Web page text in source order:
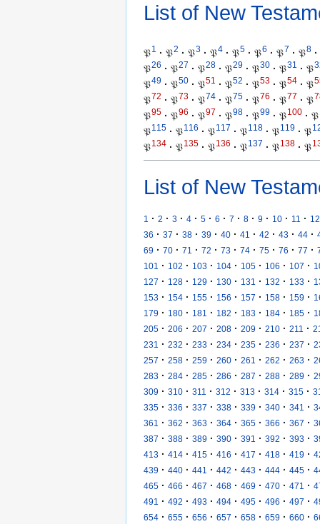
List of New
𝔓1 · 𝔓2 · 𝔓3 · 𝔓4 · 𝔓5 · 𝔓6 · 𝔓7 · 𝔓8 ·
𝔓26 · 𝔓27 · 𝔓28 · 𝔓29 · 𝔓30 · 𝔓31 · 𝔓
𝔓49 · 𝔓50 · 𝔓51 · 𝔓52 · 𝔓53 · 𝔓54 · 𝔓
𝔓72 · 𝔓73 · 𝔓74 · 𝔓75 · 𝔓76 · 𝔓77 · 𝔓
𝔓95 · 𝔓96 · 𝔓97 · 𝔓98 · 𝔓99 · 𝔓100 · 𝔓
𝔓115 · 𝔓116 · 𝔓117 · 𝔓118 · 𝔓119 · 𝔓
𝔓134 · 𝔓135 · 𝔓136 · 𝔓137 · 𝔓138 · 𝔓
List of New
1 · 2 · 3 · 4 · 5 · 6 · 7 · 8 · 9 · 10 · 11 · 12
36 · 37 · 38 · 39 · 40 · 41 · 42 · 43 · 44 ·
69 · 70 · 71 · 72 · 73 · 74 · 75 · 76 · 77 ·
101
· 102 · 103 · 104 · 105 · 106 · 107 ·
127 · 128 · 129 · 130 · 131 · 132 · 133 ·
153 · 154 · 155 · 156 · 157 · 158 · 159 ·
179 · 180 · 181 · 182 · 183 · 184 · 185 ·
205 · 206 · 207 · 208 · 209 · 210 · 211 ·
231
· 232 · 233 · 234 · 235 · 236 · 237 ·
257 · 258 · 259 · 260 · 261 · 262 · 263 ·
283 · 284 · 285 · 286 · 287 · 288 · 289 ·
309 · 310 · 311 · 312 · 313 · 314 · 315 ·
335 · 336 · 337 · 338 · 339 · 340 · 341 ·
361
· 362 · 363 · 364 · 365 · 366 · 367 ·
387 · 388 · 389 · 390 · 391 · 392 · 393 ·
413 · 414 · 415 · 416 · 417 · 418 · 419 ·
439 · 440 · 441 · 442 · 443 · 444 · 445 ·
465 · 466 · 467 · 468 · 469 · 470 · 471 ·
491
· 492 · 493 · 494 · 495 · 496 · 497 ·
654 · 655 · 656 · 657 · 658 · 659 · 660 ·